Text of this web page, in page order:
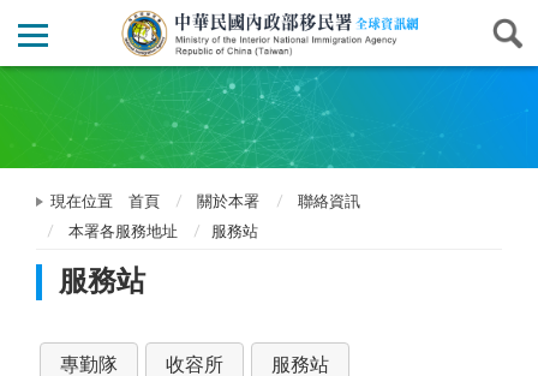
現在位置 首頁 關於本署
聯絡資訊
本署各服務地址
服務站
服務站
專勤隊 收容所 服務站